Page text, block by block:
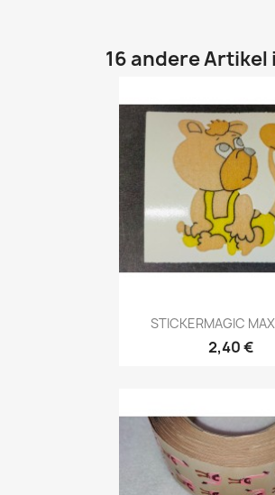
16 andere
STICKERMAGIC
2,40 €